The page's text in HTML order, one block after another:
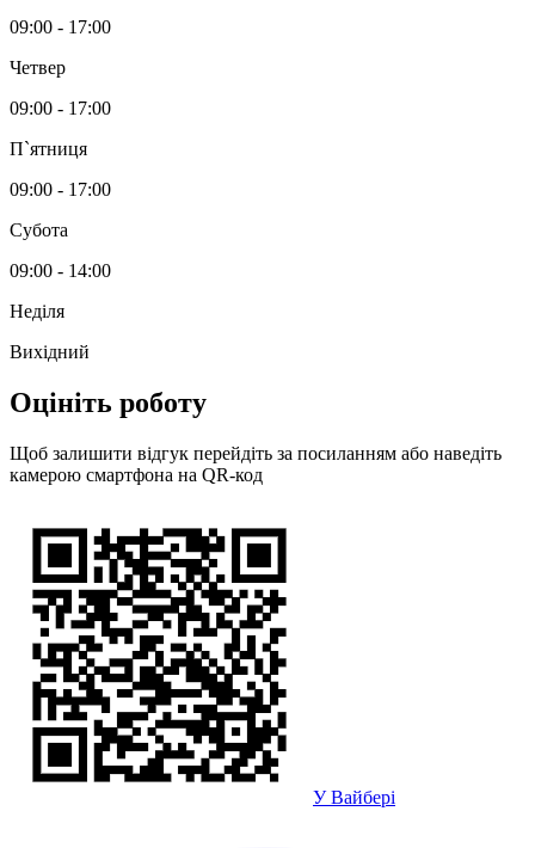
09:00 - 17:00
Четвер
09:00 - 17:00
П`ятниця
09:00 - 17:00
Субота
09:00 - 14:00
Неділя
Вихідний
Оцініть роботу
Щоб залишити відгук перейдіть за посиланням або наведіть
камерою смартфона на QR-код
У Вайбері